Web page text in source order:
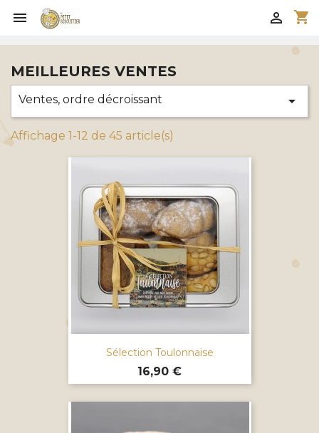
 shopping_cart

MEILLEURES VENTES
Ventes, ordre décroissant 
Affichage 1-12 de 45 article(s)
Sélection Toulonnaise
Prix
16,90 €